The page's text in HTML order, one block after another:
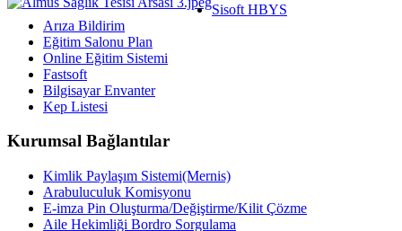
Sisoft HBYS
Arıza Bildirim
Eğitim Salonu Plan
Online Eğitim Sistemi
Fastsoft
Bilgisayar Envanter
Kep Listesi
Kurumsal Bağlantılar
Kimlik Paylaşım Sistemi(Mernis)
Arabuluculuk Komisyonu
E-imza Pin Oluşturma/Değiştirme/Kilit Çözme
Aile Hekimliği Bordro Sorgulama